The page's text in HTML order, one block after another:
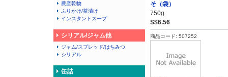
農産乾物
ふりかけ/茶漬け
インスタントスープ
シリアル/ジャム他
ジャム/スプレッド/はちみつ
シリアル
缶詰
そ（袋）
750g
S$6.56
商品コード: 507252